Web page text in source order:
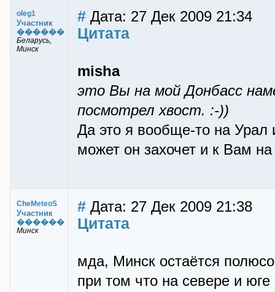
oleg1
Участник
������
Беларусь,
Минск
# Дата: 27 Дек 2009 21:34
Цитата
misha
это Вы на мой Донбасс
посмотрел хвост. :-))
Да это я вообще-то на Урал
может он захочет и к Вам
CheMeteoS
Участник
������
Минск
# Дата: 27 Дек 2009 21:38
Цитата
мда, Минск остаётся
при том что на севере и